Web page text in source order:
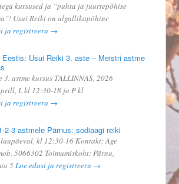
kursused ja “puhta ja juurtepõhise
Usui Reiki on algallikapõhine
ja registreeru →
Eestis: Usui Reiki 3. aste – Meistri astme
3. astme kursus TALLINNAS, 2026
L kl 12:30-18 ja P kl
ja registreeru →
2-3 astmele Pärnus: sodiaagi reiki
kl 12:30-16 Kontakt: Age
5066302 Toimumiskoht: Pärnu,
5Loe edasi ja registreeru →